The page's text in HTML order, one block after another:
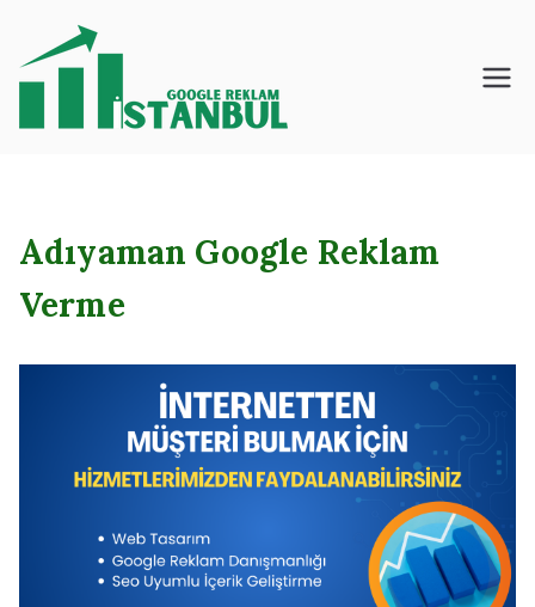
İstanbul – Google
Adıyaman Google Reklam
Verme